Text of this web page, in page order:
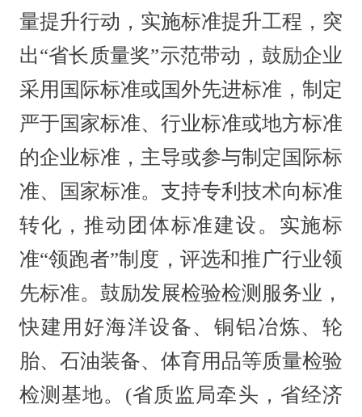
量提升行动，实施标准提升工程，突
出“省长质量奖”示范带动，鼓励企业
采用国际标准或国外先进标准，制定
严于国家标准、行业标准或地方标准
的企业标准，主导或参与制定国际标
准、国家标准。支持专利技术向标准
转化，推动团体标准建设。实施标
准“领跑者”制度，评选和推广行业领
先标准。鼓励发展检验检测服务业，
快建用好海洋设备、铜铝冶炼、轮
胎、石油装备、体育用品等质量检验
检测基地。(省质监局牵头，省经济